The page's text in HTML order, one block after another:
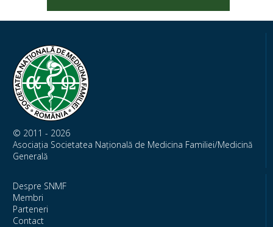
© 2011 - 2026
Asociația Societatea Națională de Medicina Familiei/Medicină
Generală
Despre SNMF
Membri
Parteneri
Contact